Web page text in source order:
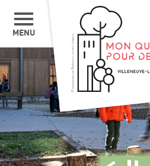
MENU